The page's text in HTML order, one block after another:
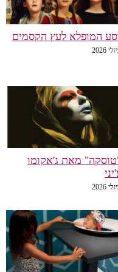
המופלא לעץ הקסמים
מאת ג'אקומו